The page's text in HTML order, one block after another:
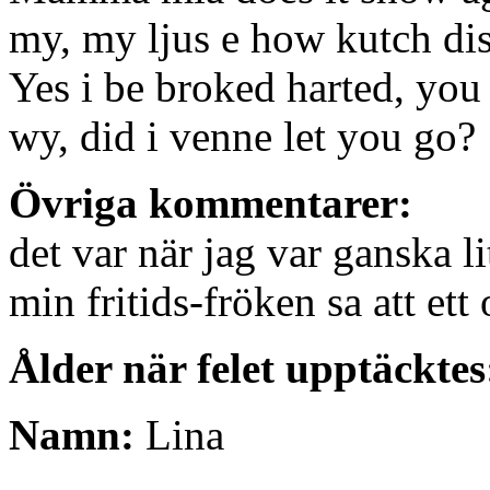
my, my ljus e how kutch
Yes i be broked harted,
wy, did i venne let you go?
Övriga kommentarer:
det var när jag var ganska
min fritids-fröken sa att ett
Ålder när felet
Namn: Lina